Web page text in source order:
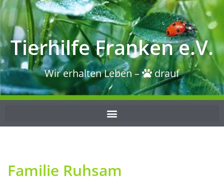
Tierhilfe Franken e.V.
Wir erhalten Leben – drauf
Familie Ruhsam